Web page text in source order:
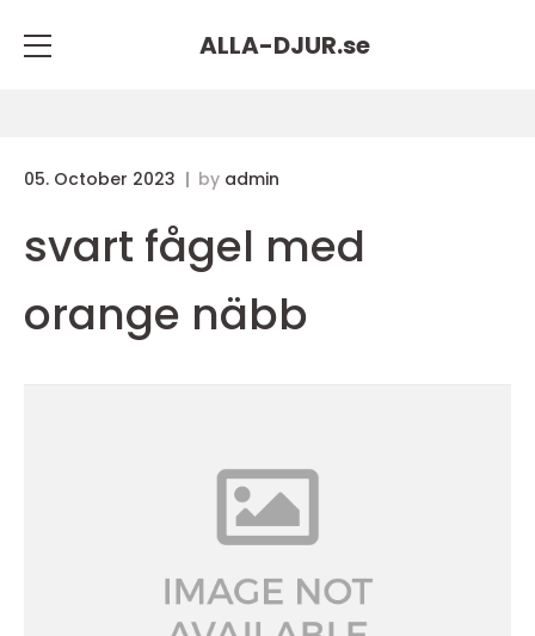
ALLA-DJUR.se
05. October 2023 by admin
svart fågel med
orange näbb